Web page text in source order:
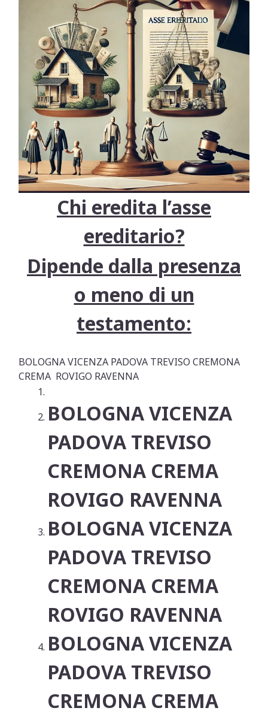
Chi eredita l’asse
ereditario?
Dipende dalla presenza
o meno di un
testamento:
BOLOGNA VICENZA PADOVA TREVISO CREMONA
CREMA ROVIGO RAVENNA
BOLOGNA VICENZA
PADOVA TREVISO
CREMONA CREMA
ROVIGO RAVENNA
BOLOGNA VICENZA
PADOVA TREVISO
CREMONA CREMA
ROVIGO RAVENNA
BOLOGNA VICENZA
PADOVA TREVISO
CREMONA CREMA